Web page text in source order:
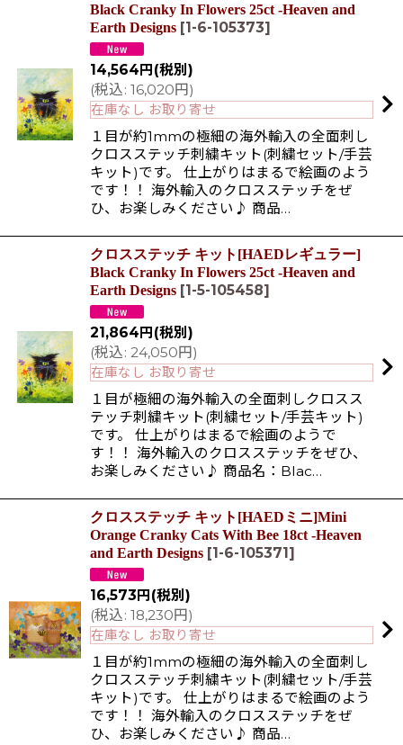
Black Cranky In Flowers 25ct -Heaven and
Earth Designs [1-6-105373]
14,564円(税別)
(税込: 16,020円)
在庫なし お取り寄せ
１目が約1mmの極細の海外輸入の全面刺し
クロスステッチ刺繍キット(刺繍セット/手芸
キット)です。 仕上がりはまるで絵画のよう
です！！ 海外輸入のクロスステッチをぜ
ひ、お楽しみください♪ 商品…
クロスステッチ キット[HAEDレギュラー]
Black Cranky In Flowers 25ct -Heaven and
Earth Designs [1-5-105458]
21,864円(税別)
(税込: 24,050円)
在庫なし お取り寄せ
１目が極細の海外輸入の全面刺しクロスス
テッチ刺繍キット(刺繍セット/手芸キット)
です。 仕上がりはまるで絵画のようで
す！！ 海外輸入のクロスステッチをぜひ、
お楽しみください♪ 商品名：Blac…
クロスステッチ キット[HAEDミニ]Mini
Orange Cranky Cats With Bee 18ct -Heaven
and Earth Designs [1-6-105371]
16,573円(税別)
(税込: 18,230円)
在庫なし お取り寄せ
１目が約1mmの極細の海外輸入の全面刺し
クロスステッチ刺繍キット(刺繍セット/手芸
キット)です。 仕上がりはまるで絵画のよう
です！！ 海外輸入のクロスステッチをぜ
ひ、お楽しみください♪ 商品…